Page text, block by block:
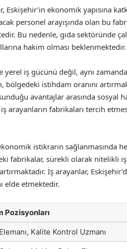
Eskişehir’in ekonomik yapısına
personel arayışında olan bu
Bu nedenle, gıda sektöründe
hakim olması beklenmektedir.
yerel iş gücünü değil, aynı
istihdam oranını
avantajlar arasında sosyal
arayanların fabrikaları tercih
istikrarın sağlanmasında
fabrikalar, sürekli olarak nitelikli
İş arayanlar,
elde etmektedir.
Pozisyonları
Kalite Kontrol Uzmanı